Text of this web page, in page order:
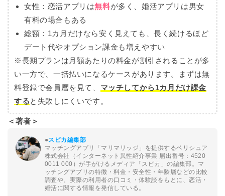
女性：恋活アプリは無料が多く、婚活アプリは男女
有料の場合もある
総額：1カ月だけなら安く見えても、長く続けるほど
デート代やオプション課金も増えやすい
※長期プランは月額あたりの料金が割引されることが多
い一方で、一括払いになるケースがあります。まずは無
料登録で会員層を見て、 マッチしてから1カ月だけ課金
すると失敗しにくいです。
＜著者＞
●スピカ編集部
マッチングアプリ「マリマリッジ」を提供するベリシュア
株式会社（インターネット異性紹介事業 届出番号：4520
0011 000）が手がけるメディア「スピカ」の編集部。マ
ッチングアプリの特徴・料金・安全性・年齢層などの比較
調査や、実際の利用者の口コミ・体験談をもとに、恋活・
婚活に関する情報を発信している。